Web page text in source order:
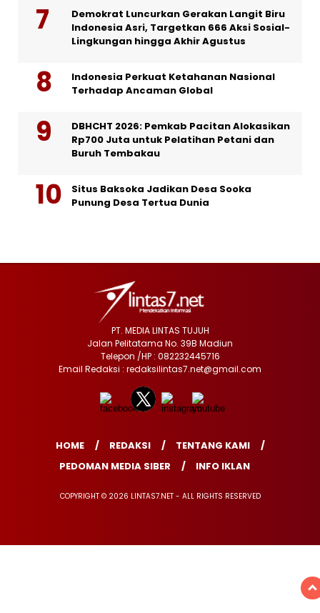
Demokrat Luncurkan Gerakan Langit Biru
Indonesia Asri, Targetkan 666 Aksi Sosial-
Lingkungan hingga Akhir Agustus
Indonesia Perkuat Ketahanan Nasional
Terhadap Ancaman Global
DBHCHT 2026: Pemkab Pacitan Alokasikan
Rp700 Juta untuk Pelatihan Petani dan
Buruh Tembakau
Situs Baksoka Jadikan Desa Sooka
Punung Desa Tertua Dunia
PT. MEDIA LINTAS TUJUH
Jalan Pelitatama No. 39B Madiun
Telepon /HP : 082232445716
Email Redaksi : redaksilintas7.net@gmail.com
HOME REDAKSI
TENTANG KAMI
PEDOMAN MEDIA SIBER
INFO IKLAN
COPYRIGHT © 2026 LINTAS7.NET - ALL RIGHTS RESERVED